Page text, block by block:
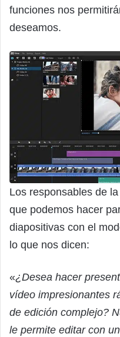
funciones nos
deseamos.
Los responsables de
que podemos hacer
diapositivas con el
lo que nos dicen:
«¿Desea hacer
vídeo impresionantes
de edición complejo?
le permite editar con